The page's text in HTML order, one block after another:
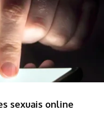
sexuais online